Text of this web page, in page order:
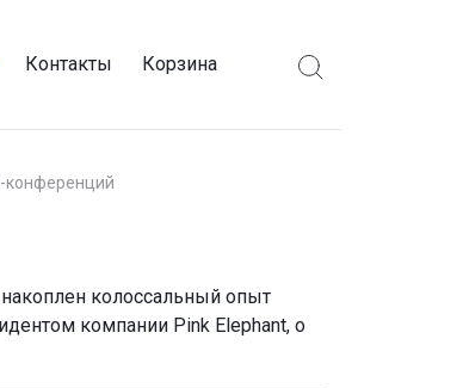
Контакты Корзина
конференций
колоссальный опыт
компании Pink Elephant, о